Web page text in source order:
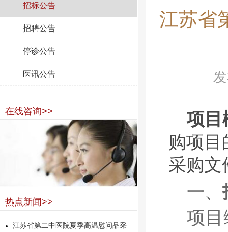
招标公告
招聘公告
停诊公告
医讯公告
在线咨询>>
热点新闻>>
江苏省第二中医院夏季高温慰问品采
江苏省
项目
购项
采购文
一、
项目